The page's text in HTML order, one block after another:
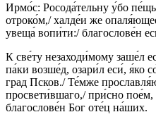
Ирмо́с: Росода́тельну у́бо
отроко́м,/ халде́и же
увеща́ вопи́ти:/ благослове́н
К све́ту незаходи́мому заше́л
па́ки возше́д, озари́л еси́, я́ко
град Псков./ Те́мже
просвети́вшаго,/ при́сно
благослове́н Бог оте́ц на́ших.